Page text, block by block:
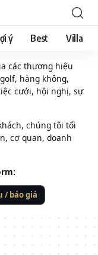
ý Best Villa
các thương hiệu
hàng không,
cưới, hội nghị, sự
chúng tôi tối
cơ quan, doanh
/ báo giá